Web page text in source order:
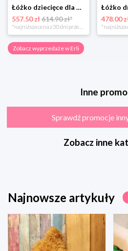
Łóżko dziecięce dla dziewczynki EmmaKOBI 160x80 białe z szufladą + materac
557.50 zł614.90 zł*
478.00
Zobacz wyprzedaże w Erli
Inne
Sprawdź promocje
Zobacz inne
Najnowsze artykuły